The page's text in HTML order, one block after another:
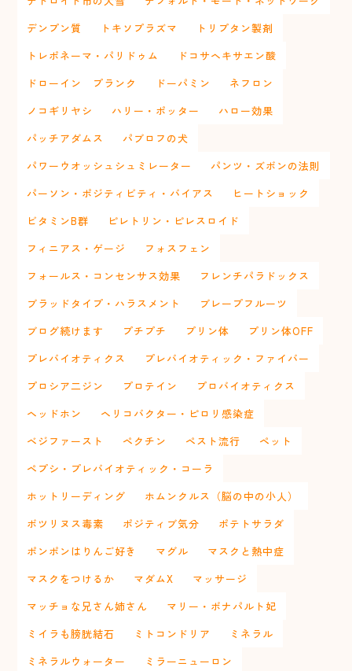
デンプン質
トキソプラズマ
トリプタン製剤
トレポネーマ・パリドゥム
ドコサヘキサエン酸
ドローイン プランク
ドーパミン
ネフロン
ノコギリヤシ
ハリー・ポッター
ハロー効果
パッチアダムス
パブロフの犬
パワーウオッシュシュミレーター
パンツ・ズボンの法則
パーソン・ポジティビティ・バイアス
ヒートショック
ビタミンB群
ピレトリン・ピレスロイド
フィニアス・ゲージ
フォスフェン
フォールス・コンセンサス効果
フレンチパラドックス
ブラッドタイプ・ハラスメント
ブレープフルーツ
ブログ続けます
プチプチ プリン体
プリン体OFF
プレバイオティクス
プレバイオティック・ファイバー
プロシア二ジン
プロテイン
プロバイオティクス
ヘッドホン
ヘリコバクター・ピロリ感染症
ベジファースト
ペクチン ペスト流行
ペット
ペプシ・プレバイオティック・コーラ
ホットリーディング
ホムンクルス（脳の中の小人）
ボツリヌス毒素
ポジティブ気分
ポテトサラダ
ポンポンはりんご好き
マグル
マスクと熱中症
マスクをつけるか
マダムX
マッサージ
マッチョな兄さん姉さん
マリー・ボナパルト妃
ミイラも膀胱結石
ミトコンドリア
ミネラル
ミネラルウォーター
ミラーニューロン